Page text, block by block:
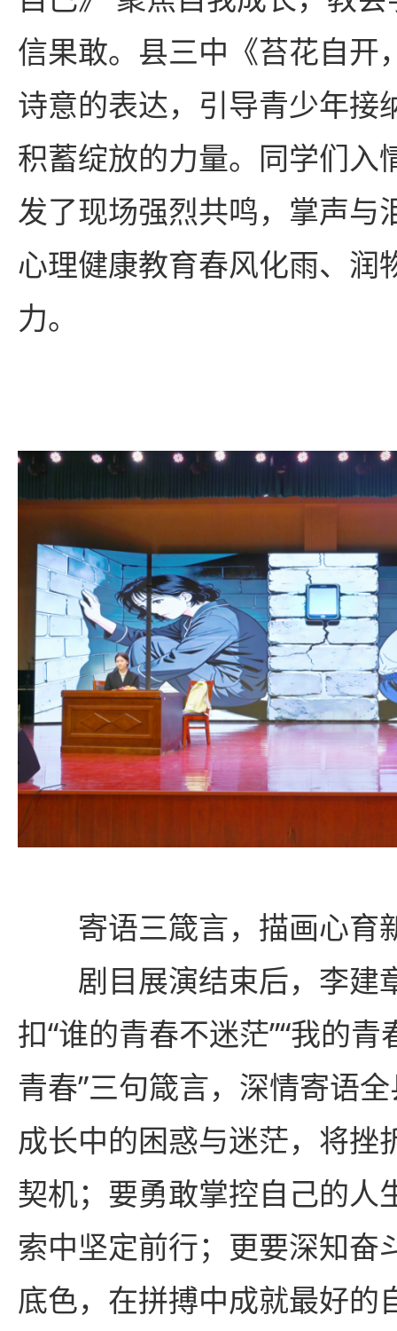
信果敢。县三中《苔花自开
诗意的表达，引导青少年接
积蓄绽放的力量。同学们入
发了现场强烈共鸣，掌声与
心理健康教育春风化雨、润
力。
寄语三箴言，描画心育
剧目展演结束后，李建
扣“谁的青春不迷茫”“我的青
青春”三句箴言，深情寄语
成长中的困惑与迷茫，将挫
契机；要勇敢掌控自己的人
索中坚定前行；更要深知奋
底色，在拼搏中成就最好的